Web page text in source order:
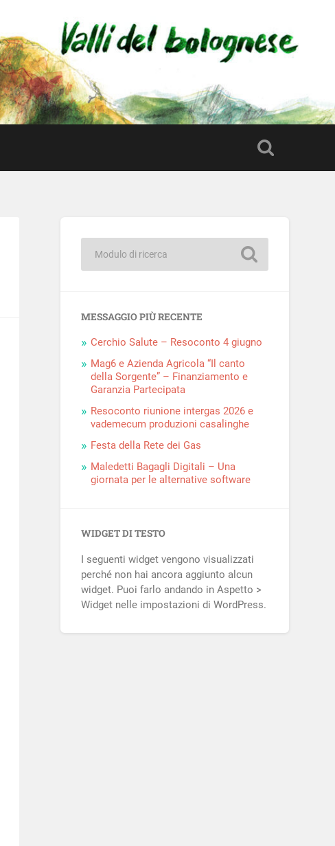
MESSAGGIO PIÙ RECENTE
Cerchio Salute – Resoconto 4 giugno
Mag6 e Azienda Agricola “Il canto
della Sorgente” – Finanziamento e
Garanzia Partecipata
Resoconto riunione intergas 2026 e
vademecum produzioni casalinghe
Festa della Rete dei Gas
Maledetti Bagagli Digitali – Una
giornata per le alternative software
WIDGET DI TESTO
I seguenti widget vengono visualizzati
perché non hai ancora aggiunto alcun
widget. Puoi farlo andando in Aspetto >
Widget nelle impostazioni di WordPress.